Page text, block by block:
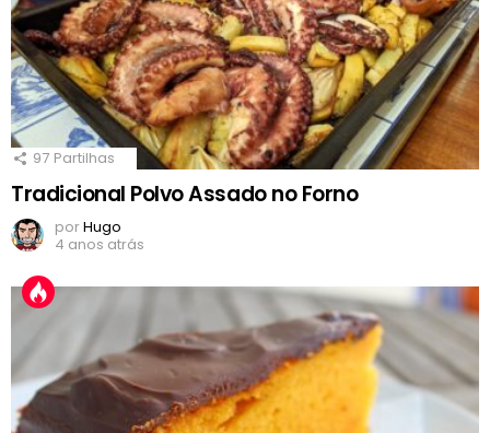
97 Partilhas
Tradicional Polvo Assado no Forno
porHugo
4 anos atrás